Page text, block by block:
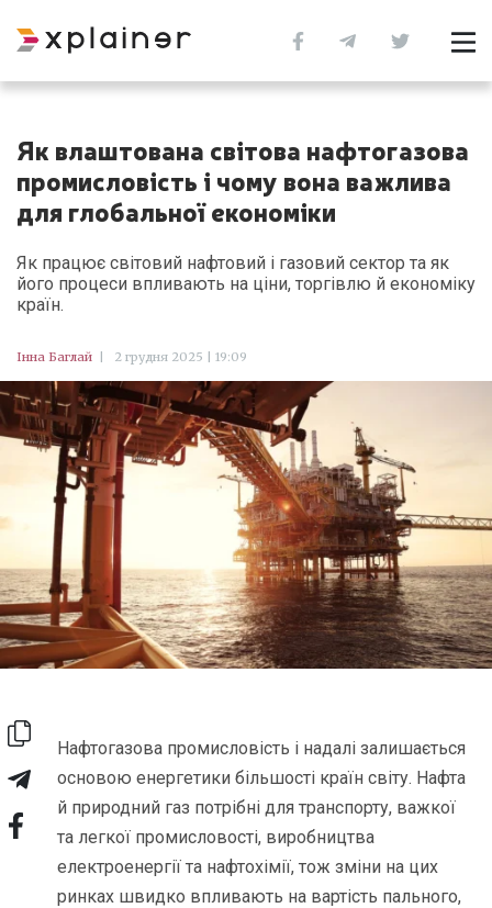
Як влаштована світова нафтогазова
промисловість і чому вона важлива
для глобальної економіки
Як працює світовий нафтовий і газовий сектор та як
його процеси впливають на ціни, торгівлю й економіку
країн.
Інна Баглай 2 грудня 2025 | 19:09
Нафтогазова промисловість і надалі залишається
основою енергетики більшості країн світу. Нафта
й природний газ потрібні для транспорту, важкої
та легкої промисловості, виробництва
електроенергії та нафтохімії, тож зміни на цих
ринках швидко впливають на вартість пального,